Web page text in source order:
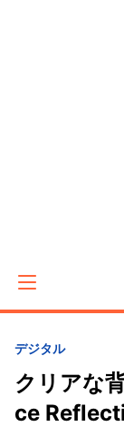
デジタル
クリアな
ce